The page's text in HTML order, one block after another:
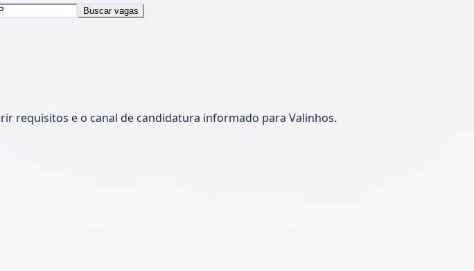
Buscar vagas
requisitos e o canal de candidatura informado para Valinhos.